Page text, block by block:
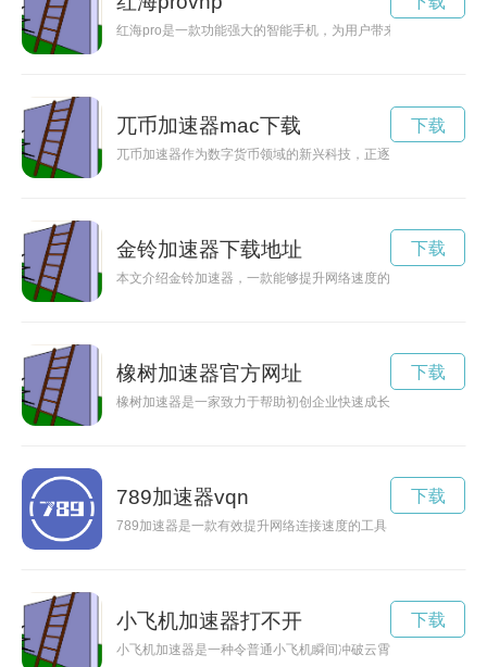
红海pro是一款功能强大的智能手机，为用户带来更多的可能性
兀币加速器mac下载
兀币加速器作为数字货币领域的新兴科技，正逐渐改变着人们
下载
金铃加速器下载地址
本文介绍金铃加速器，一款能够提升网络速度的创新产品。金
下载
橡树加速器官方网址
橡树加速器是一家致力于帮助初创企业快速成长的科技公司，
下载
789加速器vqn
789加速器是一款有效提升网络连接速度的工具，能够为用户
下载
小飞机加速器打不开
小飞机加速器是一种令普通小飞机瞬间冲破云霄的装置。它能
下载